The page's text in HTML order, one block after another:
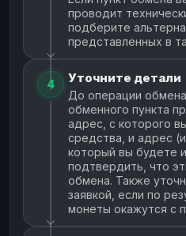
проводит
подберите
представленных в
4 Уточните детали
До операции
обменного пункта
адрес, с которого
средства, и адрес
который вы будете
подтвердить, что
обмена. Также
заявкой, если по
монеты окажутся с